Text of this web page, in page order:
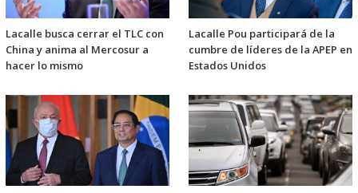
Lacalle busca cerrar el TLC con
China y anima al Mercosur a
hacer lo mismo
Lacalle Pou participará de la
cumbre de líderes de la APEP en
Estados Unidos